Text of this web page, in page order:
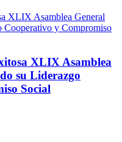
XLIX Asamblea
su Liderazgo
Social